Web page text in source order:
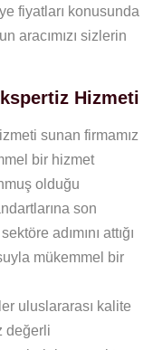
fiyatları konusunda
aracımızı sizlerin
Hizmeti
sunan firmamız
bir hizmet
olduğu
son
adımını attığı
mükemmel bir
uluslararası kalite
değerli